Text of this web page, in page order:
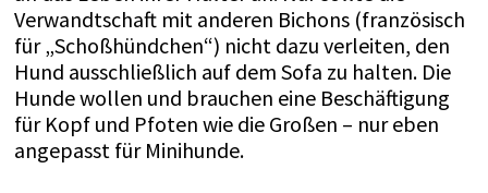
Verwandtschaft mit anderen Bichons (französisch
für „Schoßhündchen“) nicht dazu verleiten, den
Hund ausschließlich auf dem Sofa zu halten. Die
Hunde wollen und brauchen eine Beschäftigung
für Kopf und Pfoten wie die Großen – nur eben
angepasst für Minihunde.